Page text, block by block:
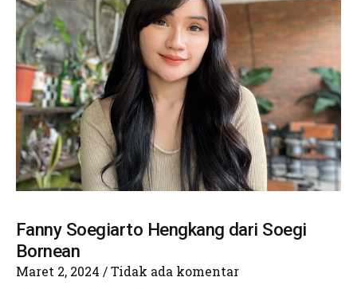
Fanny Soegiarto Hengkang dari Soegi
Bornean
Maret 2, 2024 Tidak ada komentar